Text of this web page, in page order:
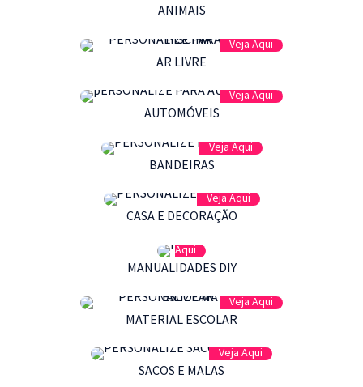
ANIMAIS
Veja Aqui
AR LIVRE
Veja Aqui
AUTOMÓVEIS
Veja Aqui
BANDEIRAS
Veja Aqui
CASA E DECORAÇÃO
Aqui
MANUALIDADES DIY
Veja Aqui
MATERIAL ESCOLAR
Veja Aqui
SACOS E MALAS